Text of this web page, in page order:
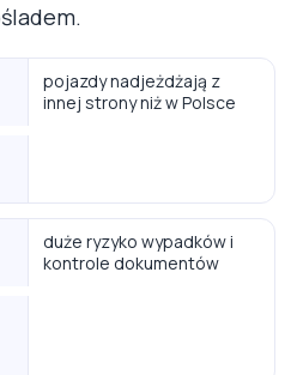
pojazdy nadjeżdżają z
innej strony niż w Polsce
duże ryzyko wypadków i
kontrole dokumentów